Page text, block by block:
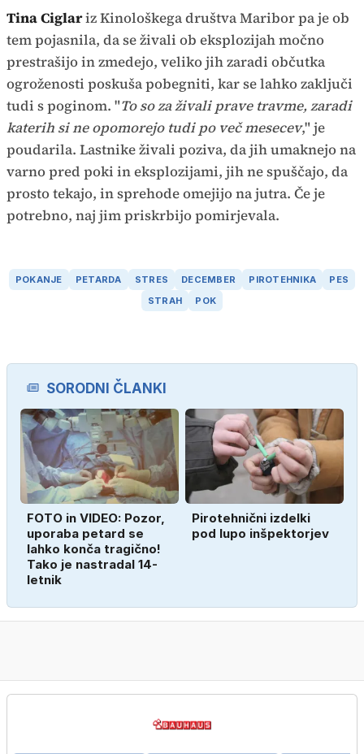
Tina Ciglariz Kinološkega društva Maribor pa je ob
tem pojasnila, da se živali ob eksplozijah močno
prestrašijo in zmedejo, veliko jih zaradi občutka
ogroženosti poskuša pobegniti, kar se lahko zaključi
tudi s poginom. "To so za živali prave travme, zaradi
katerih si ne opomorejo tudi po več mesecev," je
poudarila. Lastnike živali poziva, da jih umaknejo na
varno pred poki in eksplozijami, jih ne spuščajo, da
prosto tekajo, in sprehode omejijo na jutra. Če je
potrebno, naj jim priskrbijo pomirjevala.
POKANJE PETARDA STRES DECEMBER PIROTEHNIKA
PES
STRAH
POK
SORODNI ČLANKI
FOTO in VIDEO: Pozor,
uporaba petard se
lahko konča tragično!
Tako je nastradal 14-
letnik
Pirotehnični izdelki
pod lupo inšpektorjev